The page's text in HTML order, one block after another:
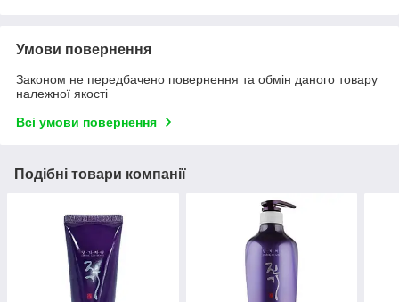
Умови повернення
Законом не передбачено повернення та обмін даного товару
належної якості
Всі умови повернення
Подібні товари компанії